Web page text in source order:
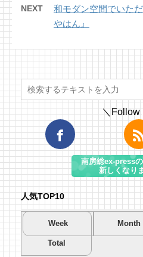
NEXT
和モダン空間でいた
やはん』
＼Follow
南房総ex-press
新しくなり
人気TOP10
Week Month
Total